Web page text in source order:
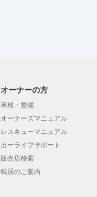
オーナーの方
車検・整備
オーナーズマニュアル
レスキューマニュアル
カーライフサポート
販売店検索
転居のご案内